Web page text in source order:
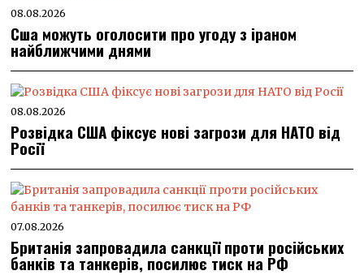
08.08.2026
Сша можуть оголосити про угоду з іраном
найближчими днями
08.08.2026
Розвідка США фіксує нові загрози для НАТО від
Росії
07.08.2026
Британія запровадила санкції проти російських
банків та танкерів, посилює тиск на РФ